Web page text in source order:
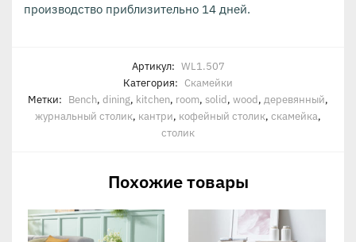
производство приблизительно 14 дней.
Артикул: WL1.507
Категория: Скамейки
Метки: Bench, dining, kitchen, room, solid, wood, деревянный,
журнальный столик, кантри, кофейный столик, скамейка,
столик
Похожие товары